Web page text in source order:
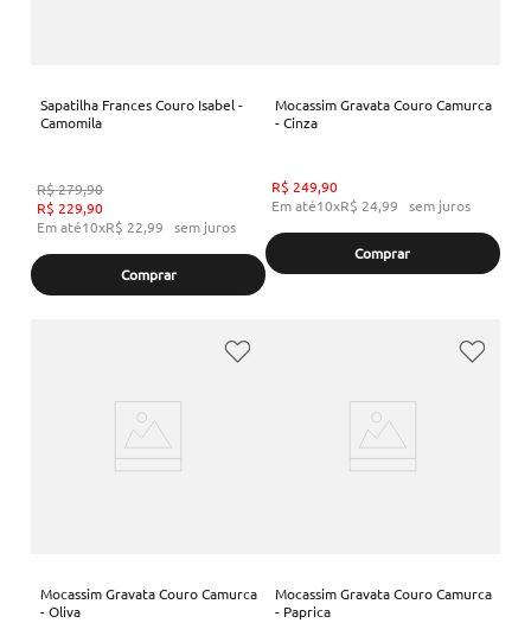
Sapatilha Frances Couro Isabel -
Camomila
R$279,90
R$ 229,90
Em até10xR$ 22,99 sem juros
Comprar
Mocassim Gravata Couro Camurca
- Cinza
R$ 249,90
Em até10xR$ 24,99 sem juros
Comprar
Mocassim Gravata Couro Camurca
- Oliva
Mocassim Gravata Couro Camurca
- Paprica